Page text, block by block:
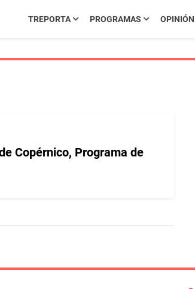
TREPORTA PROGRAMAS OPINIÓN
Copérnico, Programa de